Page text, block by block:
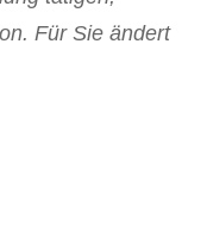
Für Sie ändert